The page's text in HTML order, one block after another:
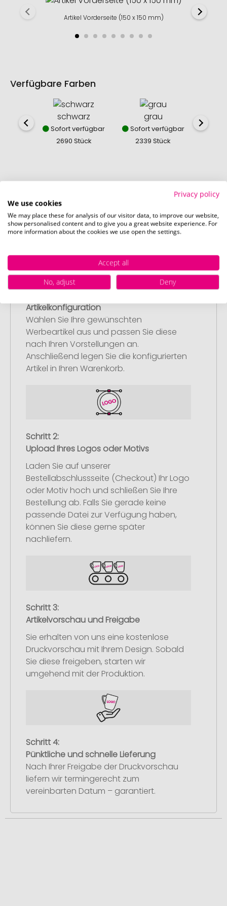
Artikel Vorderseite (150 x 150 mm)
Verfügbare Farben
schwarz
Sofort verfügbar
2690 Stück
grau
Sofort verfügbar
2339 Stück
So einfach bestellen Sie Ihre Werbeartikel bei
Promostore
Artikelkonfiguration
Wählen Sie Ihre gewünschten
Werbeartikel aus und passen Sie diese
nach Ihren Vorstellungen an.
Anschließend legen Sie die konfigurierten
Artikel in Ihren Warenkorb.
Schritt 2:
Upload Ihres Logos oder Motivs
Laden Sie auf unserer
Bestellabschlussseite (Checkout) Ihr Logo
oder Motiv hoch und schließen Sie Ihre
Bestellung ab. Falls Sie gerade keine
passende Datei zur Verfügung haben,
können Sie diese gerne später
nachliefern.
Schritt 3:
Artikelvorschau und Freigabe
Sie erhalten von uns eine kostenlose
Druckvorschau mit Ihrem Design. Sobald
Sie diese freigeben, starten wir
umgehend mit der Produktion.
Schritt 4:
Pünktliche und schnelle Lieferung
Nach Ihrer Freigabe der Druckvorschau
liefern wir termingerecht zum
vereinbarten Datum – garantiert.
Privacy policy
We use cookies
We may place these for analysis of our visitor data, to improve our website,
show personalised content and to give you a great website experience. For
more information about the cookies we use open the settings.
Accept all
No, adjust
Deny